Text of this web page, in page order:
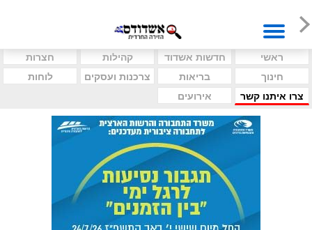
ראשי חדשות אשדוד קהילות
חצרות
חינוך
בריאות צרכנות ועסקים
לוחות
צרו איתנו קשר
אירועים